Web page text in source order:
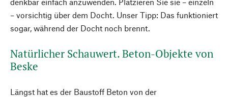
– vorsichtig über dem Docht. Unser Tipp: Das funktioniert
sogar, während der Docht noch brennt.
Natürlicher Schauwert. Beton-Objekte von
Beske
Längst hat es der Baustoff Beton von der